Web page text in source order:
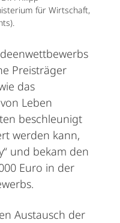
für Wirtschaft,
Preisträger
das
Leben
beschleunigt
werden kann,
und bekam den
Euro in der
Austausch der